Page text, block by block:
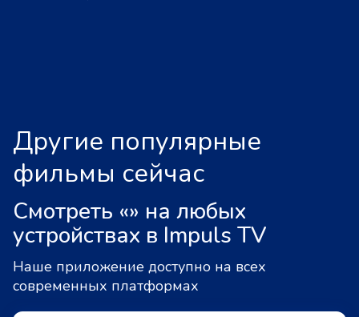
Другие популярные
фильмы сейчас
Смотреть «» на любых
устройствах в Impuls TV
Наше приложение доступно на всех
современных платформах